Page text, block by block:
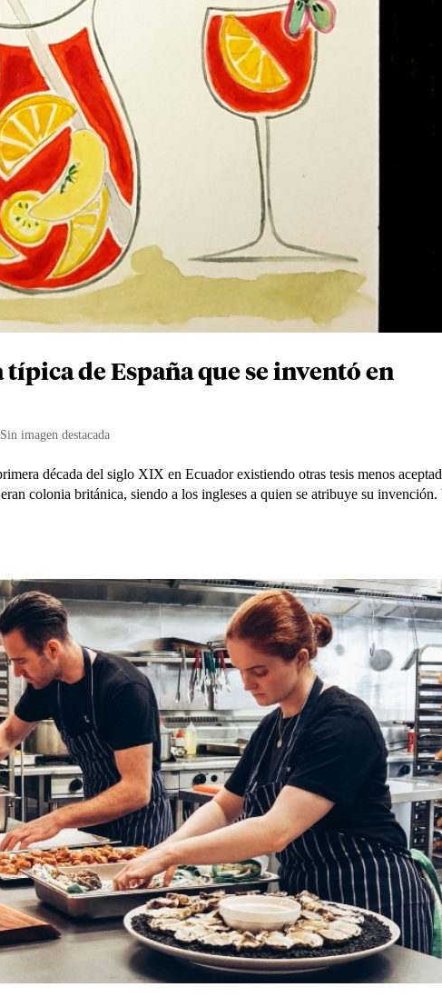
de España que se inventó en
Sin imagen destacada
década del siglo XIX en Ecuador existiendo otras tesis menos
colonia británica, siendo a los ingleses a quien se atribuye su invención.